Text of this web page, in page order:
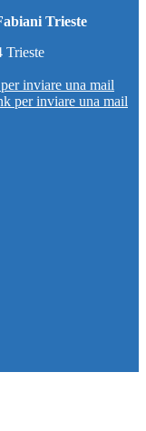
Trieste
Trieste
inviare una mail
per inviare una mail